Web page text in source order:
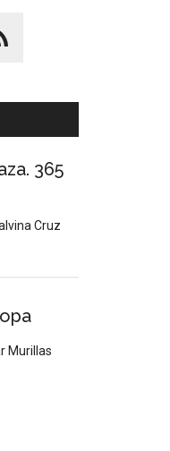
365
Cruz
Murillas